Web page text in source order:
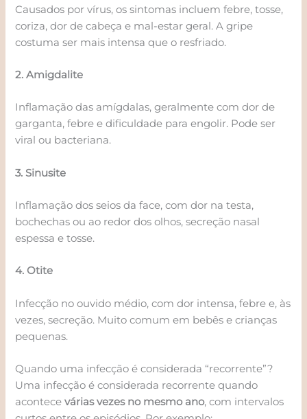
Causados por vírus, os sintomas incluem febre, tosse,
coriza, dor de cabeça e mal-estar geral. A gripe
costuma ser mais intensa que o resfriado.
2. Amigdalite
Inflamação das amígdalas, geralmente com dor de
garganta, febre e dificuldade para engolir. Pode ser
viral ou bacteriana.
3. Sinusite
Inflamação dos seios da face, com dor na testa,
bochechas ou ao redor dos olhos, secreção nasal
espessa e tosse.
4. Otite
Infecção no ouvido médio, com dor intensa, febre e, às
vezes, secreção. Muito comum em bebês e crianças
pequenas.
Quando uma infecção é considerada “recorrente”?
Uma infecção é considerada recorrente quando
acontecevárias vezes no mesmo ano, com intervalos